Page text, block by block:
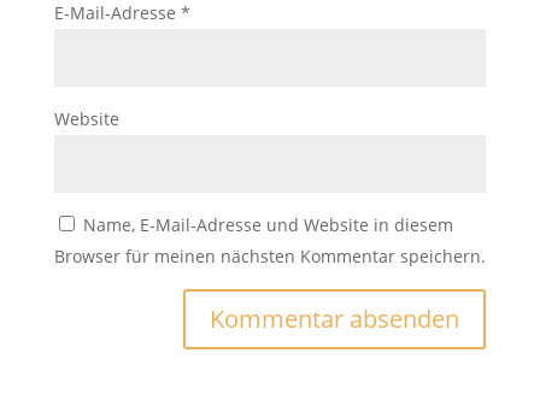
E-Mail-Adresse *
Website
Name, E-Mail-Adresse und Website in diesem
Browser für meinen nächsten Kommentar speichern.